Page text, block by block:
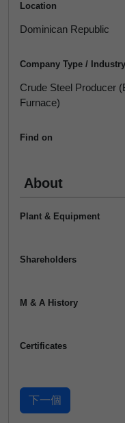
Location
Dominican Republic
Company Type / Industry
Crude Steel Producer
Furnace)
Find on
About
Plant & Equipment
Shareholders
M & A History
Certificates